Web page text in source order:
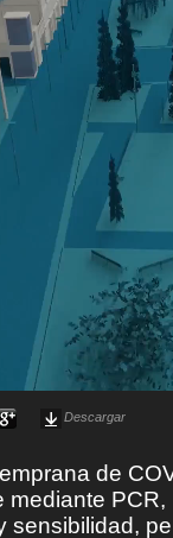
Descargar
de
mediante
sensibilidad,